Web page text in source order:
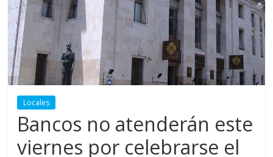
Locales
Bancos no atenderán este
viernes por celebrarse el